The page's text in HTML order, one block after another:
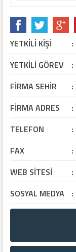
YETKİLİ KİŞİ :
YETKİLİ GÖREV :
FİRMA SEHİR :
FİRMA ADRES :
TELEFON :
FAX :
WEB SİTESİ :
SOSYAL MEDYA :